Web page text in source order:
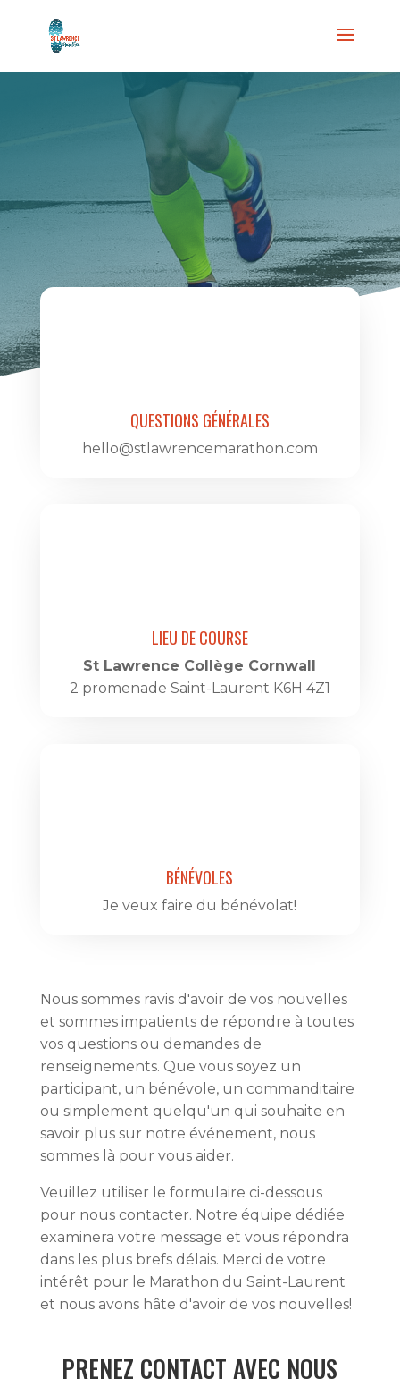
QUESTIONS GÉNÉRALES
hello@stlawrencemarathon.com
LIEU DE COURSE
St Lawrence Collège Cornwall
2 promenade Saint-Laurent K6H 4Z1
BÉNÉVOLES
Je veux faire du bénévolat!
Nous sommes ravis d'avoir de vos nouvelles
et sommes impatients de répondre à toutes
vos questions ou demandes de
renseignements. Que vous soyez un
participant, un bénévole, un commanditaire
ou simplement quelqu'un qui souhaite en
savoir plus sur notre événement, nous
sommes là pour vous aider.
Veuillez utiliser le formulaire ci-dessous
pour nous contacter. Notre équipe dédiée
examinera votre message et vous répondra
dans les plus brefs délais. Merci de votre
intérêt pour le Marathon du Saint-Laurent
et nous avons hâte d'avoir de vos nouvelles!
PRENEZ CONTACT AVEC NOUS